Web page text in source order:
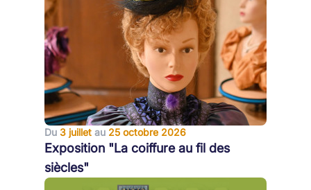
Du 3 juillet au 25 octobre 2026
Exposition "La coiffure au fil des
siècles"